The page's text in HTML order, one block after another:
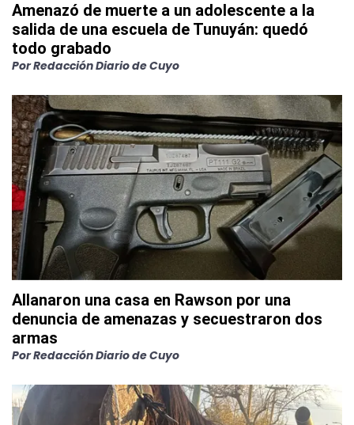
Amenazó de muerte a un adolescente a la
salida de una escuela de Tunuyán: quedó
todo grabado
PorRedacción Diario de Cuyo
Allanaron una casa en Rawson por una
denuncia de amenazas y secuestraron dos
armas
PorRedacción Diario de Cuyo